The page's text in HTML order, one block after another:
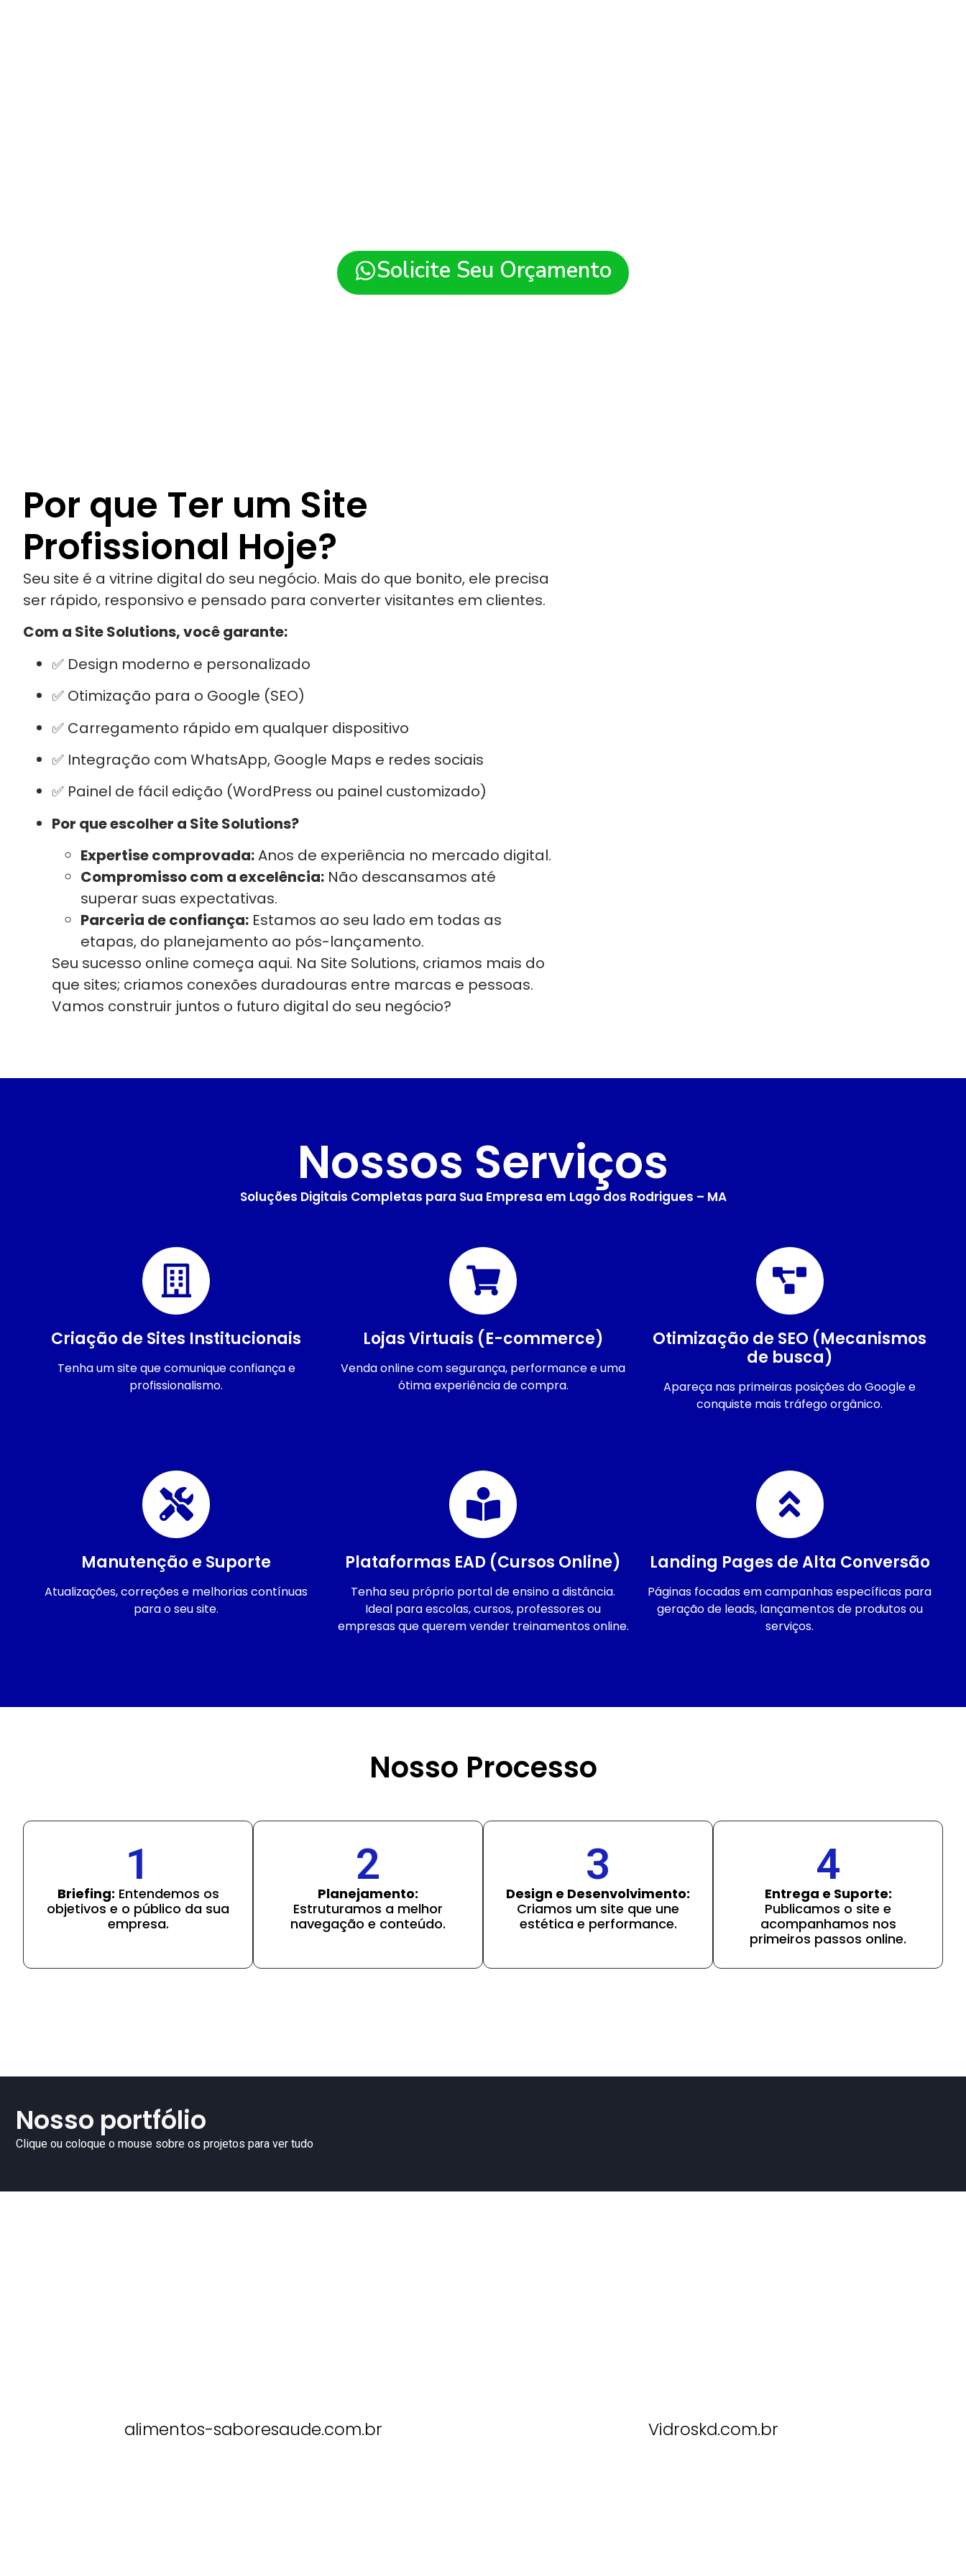
Solicite Seu Orçamento
Por que Ter um Site
Profissional Hoje?
Seu site é a vitrine digital do seu negócio. Mais do que bonito, ele precisa
ser rápido, responsivo e pensado para converter visitantes em clientes.
Com a Site Solutions, você garante:
✅ Design moderno e personalizado
✅ Otimização para o Google (SEO)
✅ Carregamento rápido em qualquer dispositivo
✅ Integração com WhatsApp, Google Maps e redes sociais
✅ Painel de fácil edição (WordPress ou painel customizado)
Por que escolher a Site Solutions?
Expertise comprovada:Anos de experiência no mercado digital.
Compromisso com a excelência: Não descansamos até
superar suas expectativas.
Parceria de confiança: Estamos ao seu lado em todas as
etapas, do planejamento ao pós-lançamento.
Seu sucesso online começa aqui. Na Site Solutions, criamos mais do
que sites; criamos conexões duradouras entre marcas e pessoas.
Vamos construir juntos o futuro digital do seu negócio?
Nossos Serviços
Soluções Digitais Completas para Sua Empresa em Lago dos Rodrigues – MA
Criação de Sites Institucionais
Tenha um site que comunique confiança e
profissionalismo.
Lojas Virtuais (E-commerce)
Venda online com segurança, performance e uma
ótima experiência de compra.
Otimização de SEO (Mecanismos
de busca)
Apareça nas primeiras posições do Google e
conquiste mais tráfego orgânico.
Manutenção e Suporte
Atualizações, correções e melhorias contínuas
para o seu site.
Plataformas EAD (Cursos Online)
Tenha seu próprio portal de ensino a distância.
Ideal para escolas, cursos, professores ou
empresas que querem vender treinamentos online.
Landing Pages de Alta Conversão
Páginas focadas em campanhas específicas para
geração de leads, lançamentos de produtos ou
serviços.
Nosso Processo
1
Briefing: Entendemos os
objetivos e o público da sua
empresa.
2
Planejamento:
Estruturamos a melhor
navegação e conteúdo.
3
Design e Desenvolvimento:
Criamos um site que une
estética e performance.
4
Entrega e Suporte:
Publicamos o site e
acompanhamos nos
primeiros passos online.
Nosso portfólio
Clique ou coloque o mouse sobre os projetos para ver tudo
alimentos-saboresaude.com.br Vidroskd.com.br